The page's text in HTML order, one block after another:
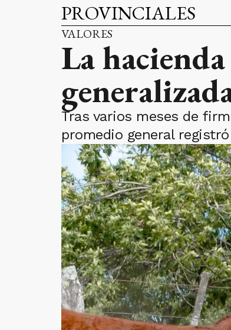
PROVINCIALES
VALORES
La
Tras varios meses de
promedio general